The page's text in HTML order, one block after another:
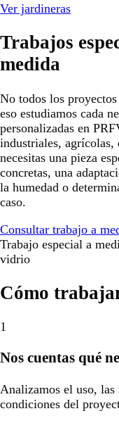
Ver jardineras
Trabajos
medida
No todos los
eso estudiamos cada
personalizadas en
industriales, agrícolas,
necesitas una pieza
concretas, una
la humedad o
caso.
Consultar trabajo a
Trabajo especial a
vidrio
Cómo
1
Nos cuentas qué
Analizamos el uso,
condiciones del